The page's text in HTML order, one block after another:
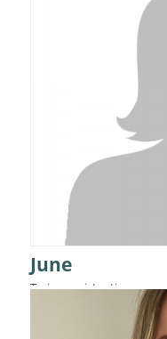
June
Trainerassistentin